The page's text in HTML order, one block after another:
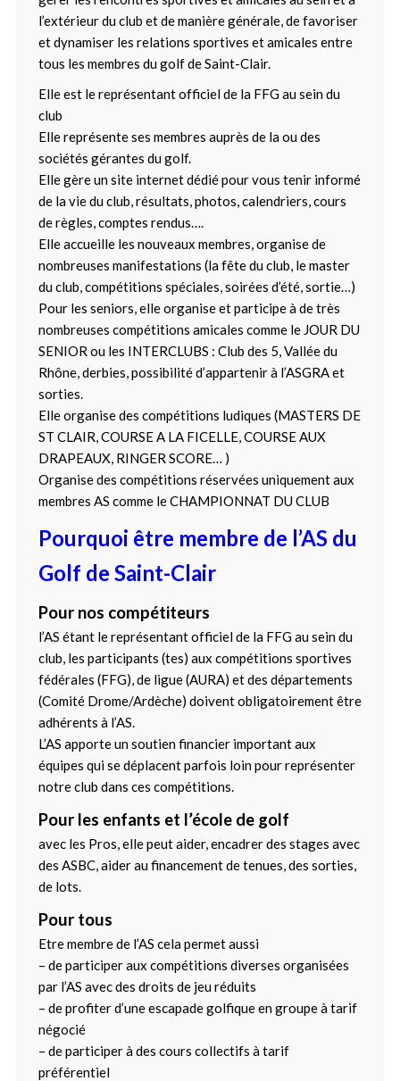
l’extérieur du club et de manière générale, de favoriser
et dynamiser les relations sportives et amicales entre
tous les membres du golf de Saint-Clair.
Elle est le représentant officiel de la FFG au sein du
club
Elle représente ses membres auprès de la ou des
sociétés gérantes du golf.
Elle gère un site internet dédié pour vous tenir informé
de la vie du club, résultats, photos, calendriers, cours
de règles, comptes rendus….
Elle accueille les nouveaux membres, organise de
nombreuses manifestations (la fête du club, le master
du club, compétitions spéciales, soirées d’été, sortie…)
Pour les seniors, elle organise et participe à de très
nombreuses compétitions amicales comme le JOUR DU
SENIOR ou les INTERCLUBS : Club des 5, Vallée du
Rhône, derbies, possibilité d’appartenir à l’ASGRA et
sorties.
Elle organise des compétitions ludiques (MASTERS DE
ST CLAIR, COURSE A LA FICELLE, COURSE AUX
DRAPEAUX, RINGER SCORE… )
Organise des compétitions réservées uniquement aux
membres AS comme le CHAMPIONNAT DU CLUB
Pourquoi être membre de l’AS du
Golf de Saint-Clair
Pour nos compétiteurs
l’AS étant le représentant officiel de la FFG au sein du
club, les participants (tes) aux compétitions sportives
fédérales (FFG), de ligue (AURA) et des départements
(Comité Drome/Ardèche) doivent obligatoirement être
adhérents à l’AS.
L’AS apporte un soutien financier important aux
équipes qui se déplacent parfois loin pour représenter
notre club dans ces compétitions.
Pour les enfants et l’école de golf
avec les Pros, elle peut aider, encadrer des stages avec
des ASBC, aider au financement de tenues, des sorties,
de lots.
Pour tous
Etre membre de l’AS cela permet aussi
– de participer aux compétitions diverses organisées
par l’AS avec des droits de jeu réduits
– de profiter d’une escapade golfique en groupe à tarif
négocié
– de participer à des cours collectifs à tarif
préférentiel